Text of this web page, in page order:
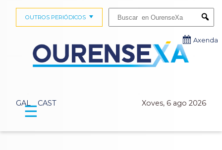
GAL CAST Xoves, 6 ago 2026
OUTROS PERIÓDICOS
Axenda
☰